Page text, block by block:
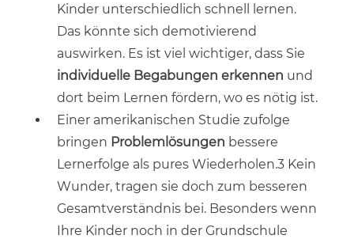
Kinder unterschiedlich schnell lernen.
Das könnte sich demotivierend
auswirken. Es ist viel wichtiger, dass Sie
individuelle Begabungen erkennen und
dort beim Lernen fördern, wo es nötig ist.
Einer amerikanischen Studie zufolge
bringen Problemlösungen bessere
Lernerfolge als pures Wiederholen.3 Kein
Wunder, tragen sie doch zum besseren
Gesamtverständnis bei. Besonders wenn
Ihre Kinder noch in der Grundschule